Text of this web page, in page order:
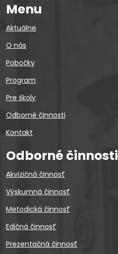
Menu
Aktuálne
O nás
Pobočky
Program
Pre školy
Odborné činnosti
Kontakt
Odborné činnosti
Akvizičná činnosť
Výskumná činnosť
Metodická činnosť
Edičná činnosť
Prezentačná činnosť